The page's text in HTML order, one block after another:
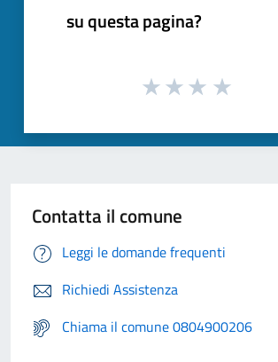
su questa pagina?
Contatta il comune
Leggi le domande frequenti
Richiedi Assistenza
Chiama il comune 0804900206